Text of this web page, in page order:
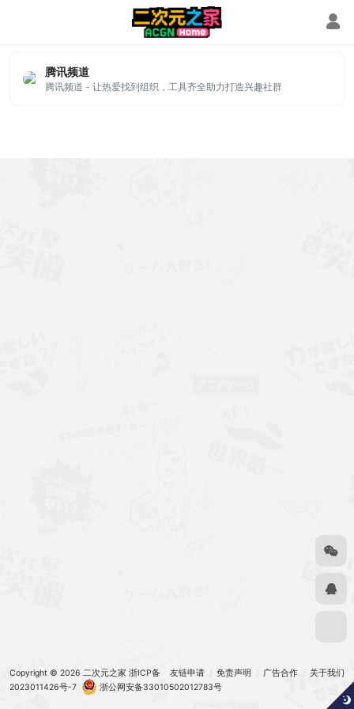
腾讯频道
腾讯频道 - 让热爱找到组织，工具齐全助力打造兴趣社群
友链申请 免责声明 广告合作 关于我们
Copyright © 2026 二次元之家 浙ICP备
2023011426号-7
浙公网安备33010502012783号